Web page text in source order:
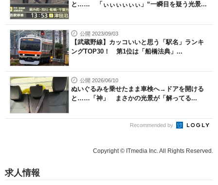
と…… 「ぃぃぃぃぃぃ」“一瞬目を疑う光景...
公開 2023/09/03
【武蔵野線】カッコいいと思う「駅名」ランキ
ングTOP30！ 第1位は「船橋法典」...
公開 2026/06/10
ぬいぐるみを乗せたまま車検へ→ドアを開ける
と……「神」 まさかの光景が「解ってる...
Recommended by
Copyright © ITmedia Inc. All Rights Reserved.
求人情報